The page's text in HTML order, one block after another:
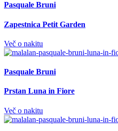
Pasquale Bruni
Zapestnica Petit Garden
Več o nakitu
Pasquale Bruni
Prstan Luna in Fiore
Več o nakitu